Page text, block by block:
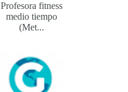
Profesora fitness
medio tiempo
(Met...